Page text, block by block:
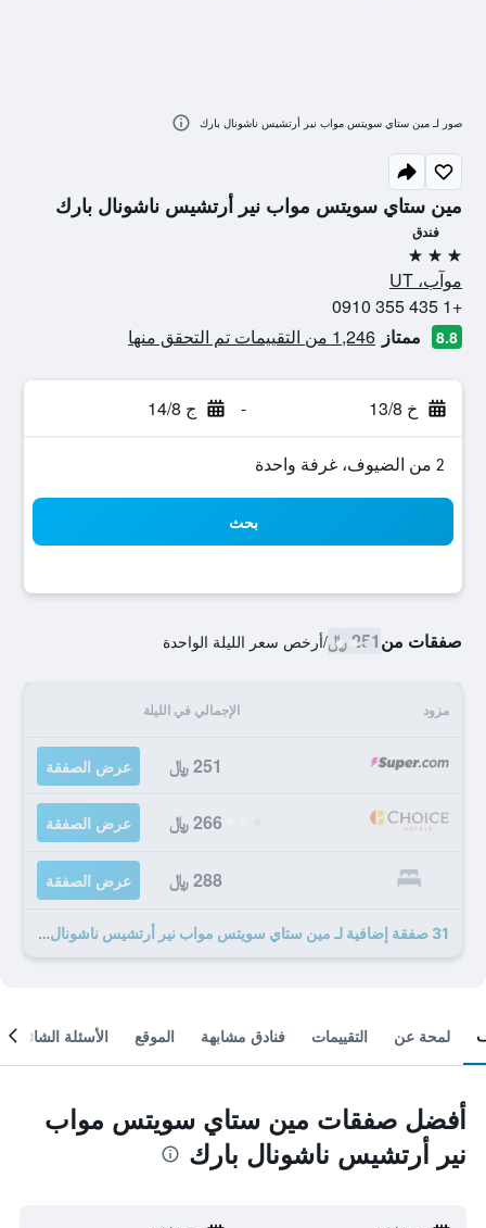
مين ستاي سويتس مواب نير أرتشيس ناشونال بارك
فندق
3 نجوم
موآب، UT
+1 435 355 0910
8.8 ممتاز 1,246 من التقييمات تم التحقق منها
خ 13/8 - ج 14/8
2 من الضيوف، غرفة واحدة
بحث
صفقات من251 ﷼ /أرخص سعر الليلة الواحدة
مزود الإجمالي في الليلة
251 ﷼ عرض الصفقة
266 ﷼ عرض الصفقة
288 ﷼ عرض الصفقة
31 صفقة إضافية لـ مين ستاي سويتس مواب نير أرتشيس ناشونال بارك
صور لـ مين ستاي سويتس مواب نير أرتشيس ناشونال بارك
لمحة عن التقييمات فنادق مشابهة الموقع الأسئلة الشائعة
أفضل صفقات مين ستاي سويتس مواب
نير أرتشيس ناشونال بارك